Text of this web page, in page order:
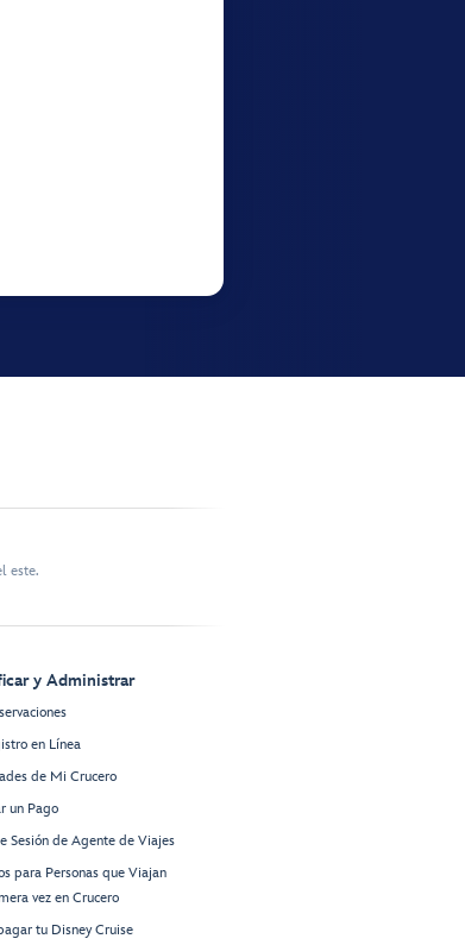
este.
y Administrar
en Línea
de Mi Crucero
un Pago
Sesión de Agente de Viajes
para Personas que Viajan
vez en Crucero
tu Disney Cruise